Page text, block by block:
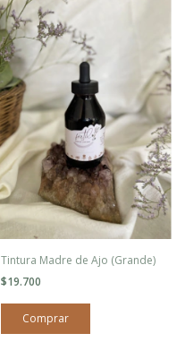
Tintura Madre de Ajo (Grande)
$19.700